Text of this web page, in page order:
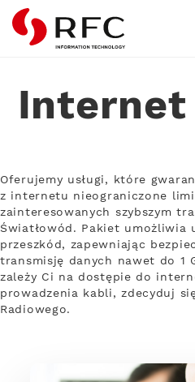
RFC
Oferujemy usługi, które
z internetu nieograniczone
zainteresowanych szybszym
Światłowód. Pakiet
przeszkód, zapewniając
transmisję danych nawet do 1
zależy Ci na dostępie do
prowadzenia kabli, zdecyduj
Radiowego.